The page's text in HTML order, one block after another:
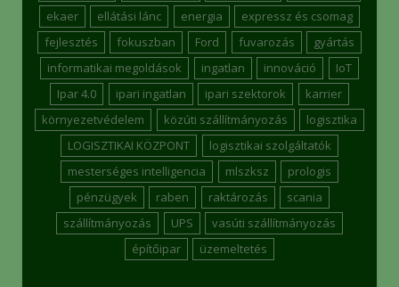
ekaer
ellátási lánc energia
expressz és csomag
fejlesztés
fokuszban Ford fuvarozás
gyártás
informatikai megoldások
ingatlan innováció
IoT
Ipar 4.0
ipari ingatlan ipari szektorok
karrier
környezetvédelem
közúti szállítmányozás
logisztika
LOGISZTIKAI KÖZPONT
logisztikai szolgáltatók
mesterséges intelligencia
mlszksz
prologis
pénzügyek
raben raktározás
scania
szállítmányozás
UPS
vasúti szállítmányozás
építőipar
üzemeltetés